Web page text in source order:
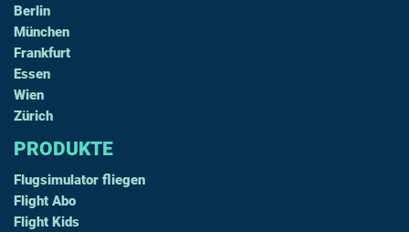
Berlin
München
Frankfurt
Essen
Wien
Zürich
PRODUKTE
Flugsimulator fliegen
Flight Abo
Flight Kids